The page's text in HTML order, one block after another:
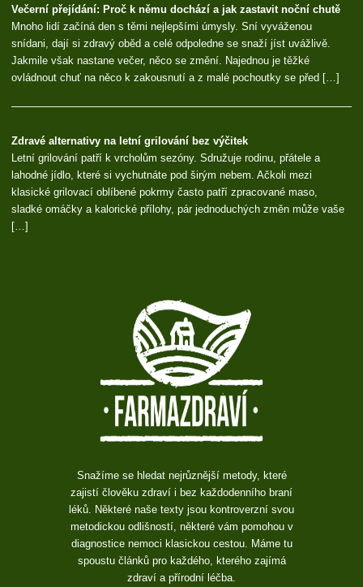
Večerní přejídání: Proč k němu dochází a jak zastavit noční chutě
Mnoho lidí začíná den s těmi nejlepšími úmysly. Sní vyváženou
snídani, dají si zdravý oběd a celé odpoledne se snaží jíst uvážlivě.
Jakmile však nastane večer, něco se změní. Najednou je těžké
ovládnout chuť na něco k zakousnutí a z malé pochoutky se před […]
Zdravé alternativy na letní grilování bez výčitek
Letní grilování patří k vrcholům sezóny. Sdružuje rodinu, přátele a
lahodné jídlo, které si vychutnáte pod širým nebem. Ačkoli mezi
klasické grilovací oblíbené pokrmy často patří zpracované maso,
sladké omáčky a kalorické přílohy, pár jednoduchých změn může vaše
[…]
Snažíme se hledat nejrůznější metody, které
zajistí člověku zdraví i bez každodenního braní
léků. Některé naše texty jsou kontroverzní svou
metodickou odlišností, některé vám pomohou v
diagnostice nemoci klasickou cestou. Máme tu
spoustu článků pro každého, kterého zajímá
zdraví a přírodní léčba.